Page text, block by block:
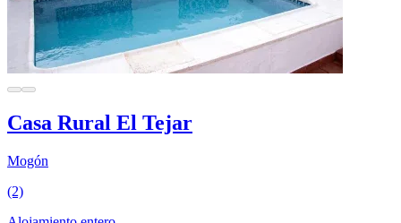
Casa Rural El Tejar
Mogón
(2)